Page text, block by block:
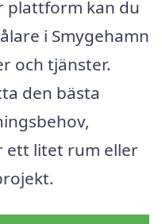
plattform kan du
i Smygehamn
och tjänster.
den bästa
ett litet rum eller